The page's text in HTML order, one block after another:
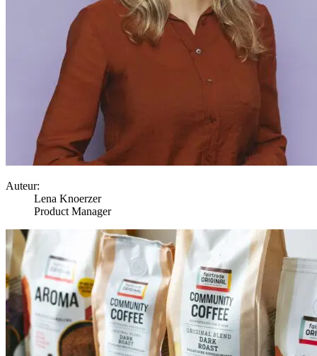
Auteur:
Lena Knoerzer
Product Manager